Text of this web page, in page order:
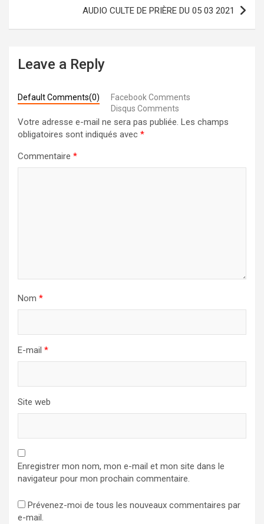
AUDIO CULTE DE PRIÈRE DU 05 03 2021
Leave a Reply
Default Comments(0)
Facebook Comments
Disqus Comments
Votre adresse e-mail ne sera pas publiée. Les champs
obligatoires sont indiqués avec *
Commentaire *
Nom *
E-mail *
Site web
Enregistrer mon nom, mon e-mail et mon site dans le
navigateur pour mon prochain commentaire.
Prévenez-moi de tous les nouveaux commentaires par
e-mail.